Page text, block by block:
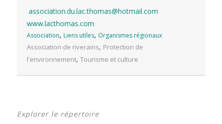
association.du.lac.thomas@hotmail.com
www.lacthomas.com
Association, Liens utiles, Organismes régionaux
Association de riverains, Protection de
l'environnement, Tourisme et culture
Explorer le répertoire